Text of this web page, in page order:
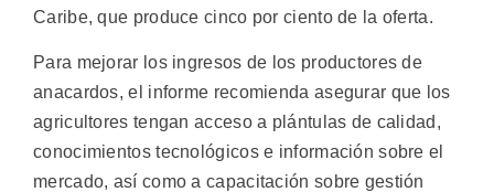
Caribe, que produce cinco por ciento de la oferta.
Para mejorar los ingresos de los productores de
anacardos, el informe recomienda asegurar que los
agricultores tengan acceso a plántulas de calidad,
conocimientos tecnológicos e información sobre el
mercado, así como a capacitación sobre gestión